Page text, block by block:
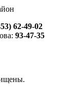
62-49-02
93-47-35